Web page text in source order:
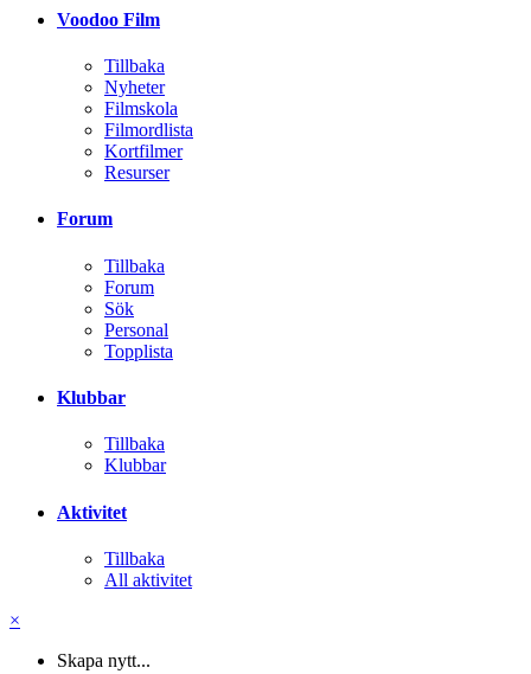
Voodoo Film
Tillbaka
Nyheter
Filmskola
Filmordlista
Kortfilmer
Resurser
Forum
Tillbaka
Forum
Sök
Personal
Topplista
Klubbar
Tillbaka
Klubbar
Aktivitet
Tillbaka
All aktivitet
×
Skapa nytt...